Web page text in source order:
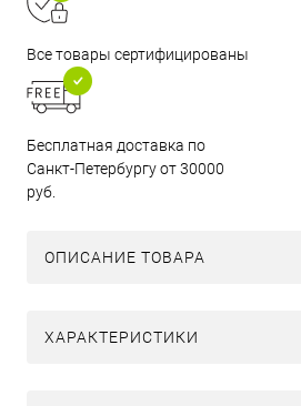
Все товары сертифицированы
Бесплатная доставка по
Санкт-Петербургу от 30000
руб.
ОПИСАНИЕ ТОВАРА
ХАРАКТЕРИСТИКИ